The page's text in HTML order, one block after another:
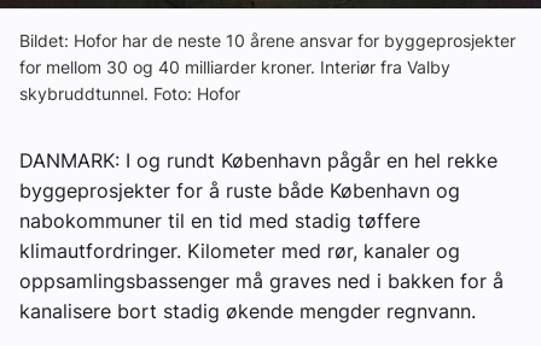
Kontakt oss
Tips oss
Bildet: Hofor har de neste 10 årene ansvar for byggeprosjekter
for mellom 30 og 40 milliarder kroner. Interiør fra Valby
skybruddtunnel. Foto: Hofor
DANMARK: I og rundt København pågår en hel rekke
byggeprosjekter for å ruste både København og
nabokommuner til en tid med stadig tøffere
klimautfordringer. Kilometer med rør, kanaler og
oppsamlingsbassenger må graves ned i bakken for å
kanalisere bort stadig økende mengder regnvann.